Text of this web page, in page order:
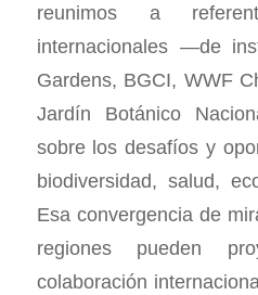
reunimos a
internacionales —de
Gardens, BGCI, WWF
Jardín Botánico
sobre los desafíos y
biodiversidad, salud,
Esa convergencia de
regiones pueden
colaboración